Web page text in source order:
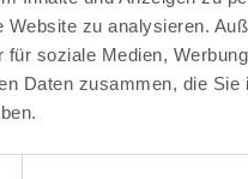
Website zu analysieren.
für soziale Medien,
Daten zusammen, die